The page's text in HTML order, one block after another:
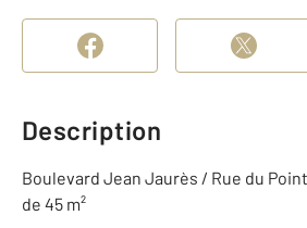
Description
Boulevard Jean Jaurès / Rue du
de 45 m²